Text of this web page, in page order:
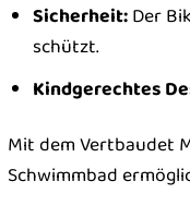
Sicherheit:Der
schützt.
Kindgerechtes
Mit dem Vertbaudet
Schwimmbad